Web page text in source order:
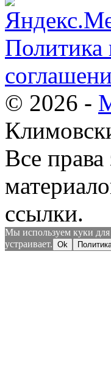
Политика
© 2026 -
Все
ссылки.
Мы используем куки для
устраивает. Ok